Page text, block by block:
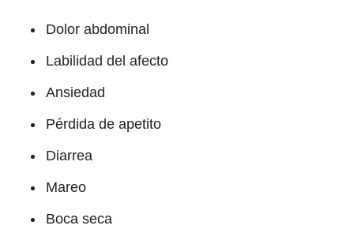
Dolor abdominal
Labilidad del afecto
Ansiedad
Pérdida de apetito
Diarrea
Mareo
Boca seca